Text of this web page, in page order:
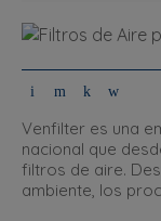
Venfilter es una
nacional que
filtros de aire.
ambiente, los